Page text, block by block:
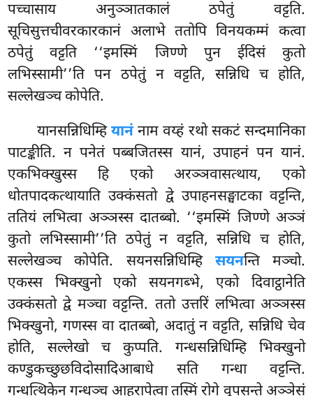
पच्चासाय अनुञ्ञातकालं ठपेतुं वट्टति.
सूचिसुत्तचीवरकारकानं अलाभे ततोपि विनयकम्मं कत्वा
ठपेतुं वट्टति ‘‘इमस्मिं जिण्णे पुन ईदिसं कुतो
लभिस्सामी’’ति पन ठपेतुं न वट्टति, सन्निधि च होति,
सल्लेखञ्च कोपेति.
यानसन्निधिम्हियानंनाम वय्हं रथो सकटं सन्दमानिका
पाटङ्कीति. न पनेतं पब्बजितस्स यानं, उपाहनं पन यानं.
एकभिक्खुस्स हि एको अरञ्ञवासत्थाय, एको
धोतपादकत्थायाति उक्कंसतो द्वे उपाहनसङ्घाटका वट्टन्ति,
ततियं लभित्वा अञ्ञस्स दातब्बो. ‘‘इमस्मिं जिण्णे अञ्ञं
कुतो लभिस्सामी’’ति ठपेतुं न वट्टति, सन्निधि च होति,
सल्लेखञ्च कोपेति. सयनसन्निधिम्हि सयनन्ति मञ्चो.
एकस्स भिक्खुनो एको सयनगब्भे, एको दिवाट्ठानेति
उक्कंसतो द्वे मञ्चा वट्टन्ति. ततो उत्तरिं लभित्वा अञ्ञस्स
भिक्खुनो, गणस्स वा दातब्बो, अदातुं न वट्टति, सन्निधि चेव
होति, सल्लेखो च कुप्पति. गन्धसन्निधिम्हि भिक्खुनो
कण्डुकच्छुछविदोसादिआबाधे सति गन्धा वट्टन्ति.
गन्धत्थिकेन गन्धञ्च आहरापेत्वा तस्मिं रोगे वूपसन्ते अञ्ञेसं